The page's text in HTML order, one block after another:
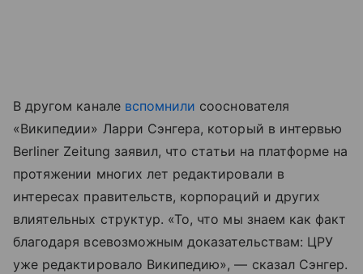
В другом канале вспомнили сооснователя
«Википедии» Ларри Сэнгера, который в интервью
Berliner Zeitung заявил, что статьи на платформе на
протяжении многих лет редактировали в
интересах правительств, корпораций и других
влиятельных структур. «То, что мы знаем как факт
благодаря всевозможным доказательствам: ЦРУ
уже редактировало Википедию», — сказал Сэнгер.